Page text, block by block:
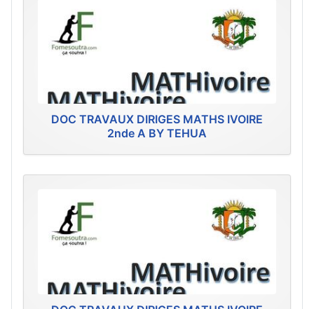
DOC TRAVAUX DIRIGES MATHS IVOIRE
2nde A BY TEHUA